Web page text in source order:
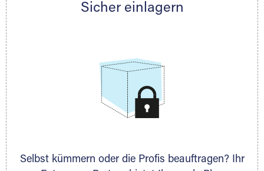
persönlich hinsichtlich Lagervolumen und zu
Sicher einlagern
Selbst kümmern oder die Profis beauftragen? Ihr